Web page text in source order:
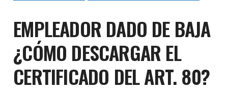
EMPLEADOR DADO DE BAJA
¿CÓMO DESCARGAR EL
CERTIFICADO DEL ART. 80?